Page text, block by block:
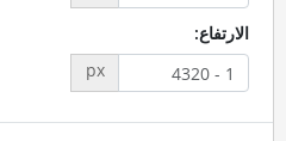
الارتفاع:
px